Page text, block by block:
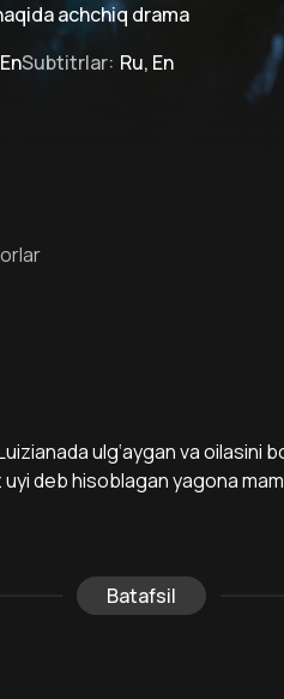
achchiq drama
Subtitrlar: Ru, En
ulg‘aygan va oilasini
uyi deb hisoblagan yagona
Batafsil